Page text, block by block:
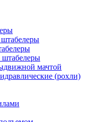
штабелеры
мачтой
(рохли)